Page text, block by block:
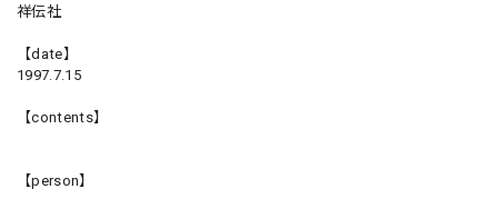
祥伝社
【date】
1997.7.15
【contents】
【person】